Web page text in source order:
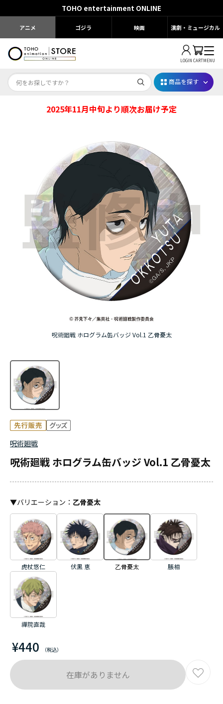
TOHO entertainment ONLINE
アニメ ゴジラ 映画 演劇・ミュージカル
LOGIN CARTMENU
じゅじゅフェス 2026
薬屋のひとりごと 夏の園遊会2026
名探偵コナン
アニメ『僕のヒーローアカデミア』10周年
ハイキュー!!ジャージ＆ユニフォーム
『無職転生Ⅲ ～異世界行ったら本気だす～』
『ふつつかな悪女ではございますが ～雛宮蝶鼠と
商品を探す
2025年11月中旬より順次お届け予定
呪術廻戦 ホログラム缶バッジ Vol.1 乙骨憂太
呪術廻戦
呪術廻戦 ホログラム缶バッジ Vol.1 乙骨憂太
¥440
▼バリエーション ： 乙骨憂太
虎杖悠仁 伏黒 恵 乙骨憂太 脹相
禪院直哉
在庫がありません